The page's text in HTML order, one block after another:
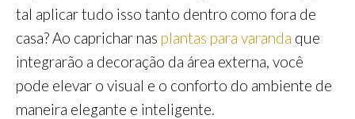
tal aplicar tudo isso tanto dentro como fora de
casa? Ao caprichar nas plantas para varanda que
integrarão a decoração da área externa, você
pode elevar o visual e o conforto do ambiente de
maneira elegante e inteligente.